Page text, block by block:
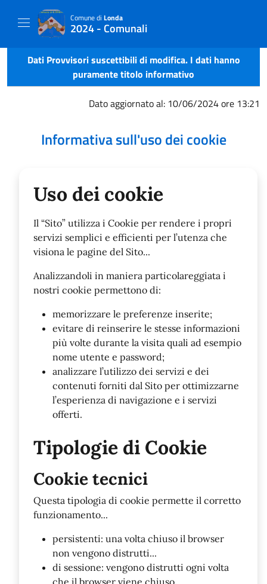
Comune di Londa
2024 - Comunali
Dati Provvisori suscettibili di modifica. I dati hanno
puramente titolo informativo
Dato aggiornato al: 10/06/2024 ore 13:21
Informativa sull'uso dei cookie
Uso dei cookie
Il “Sito” utilizza i Cookie per rendere i propri
servizi semplici e efficienti per l’utenza che
visiona le pagine del Sito...
Analizzandoli in maniera particolareggiata i
nostri cookie permettono di:
memorizzare le preferenze inserite;
evitare di reinserire le stesse informazioni
più volte durante la visita quali ad esempio
nome utente e password;
analizzare l’utilizzo dei servizi e dei
contenuti forniti dal Sito per ottimizzarne
l’esperienza di navigazione e i servizi
offerti.
Tipologie di Cookie
Cookie tecnici
Questa tipologia di cookie permette il corretto
funzionamento...
persistenti: una volta chiuso il browser
non vengono distrutti...
di sessione: vengono distrutti ogni volta
che il browser viene chiuso.